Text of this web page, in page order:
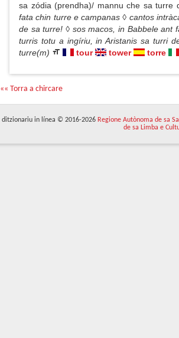
sa zódia (prendha)/ mannu che sa
fata chin turre e campanas ◊ cantos
de sa turre! ◊ sos macos, in Babbele ant
turris totu a ingíriu, in Aristanis sa turri
turre(m)
tour tower torre
«« Torra a chircare
ditzionariu in línea © 2016-2026 Regione Autònoma de sa
de sa Limba e